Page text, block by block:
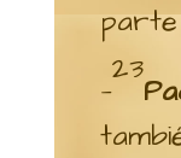
—
23